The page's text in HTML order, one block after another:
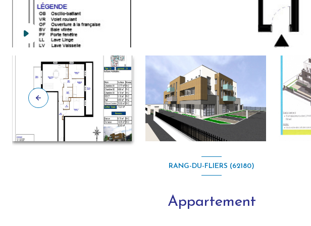
RANG-DU-FLIERS (62180)
Appartement